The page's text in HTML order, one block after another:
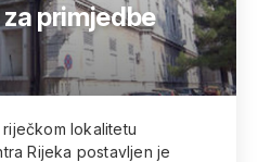
primjedbe
lokalitetu
Rijeka postavljen je